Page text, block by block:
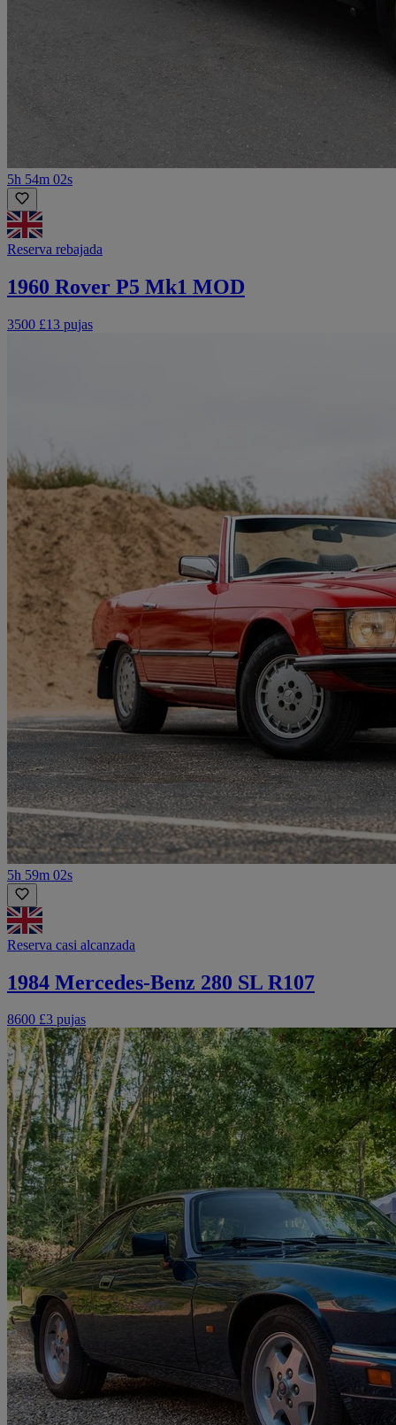
5h 54m 02s
Reserva rebajada
1960 Rover P5 Mk1 MOD
3500 £13 pujas
5h 59m 02s
Reserva casi alcanzada
1984 Mercedes-Benz 280 SL R107
8600 £3 pujas